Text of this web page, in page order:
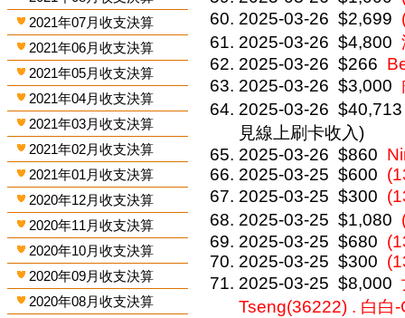
2021年07月收支決算
2021年06月收支決算
2021年05月收支決算
2021年04月收支決算
2021年03月收支決算
2021年02月收支決算
2021年01月收支決算
2020年12月收支決算
2020年11月收支決算
2020年10月收支決算
2020年09月收支決算
2020年08月收支決算
2025-03-26 $2,699
2025-03-26 $4,800
2025-03-26 $266
2025-03-26 $3,000
2025-03-26 $40,713
見線上刷卡收入)
2025-03-26 $860
2025-03-25 $600
2025-03-25 $300
2025-03-25 $1,080
2025-03-25 $680
2025-03-25 $300
2025-03-25 $8,000
Tseng(36222) . 白白